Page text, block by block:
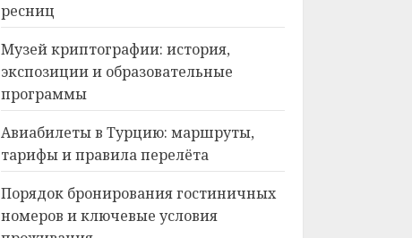
ресниц
Музей криптографии: история,
экспозиции и образовательные
программы
Авиабилеты в Турцию: маршруты,
тарифы и правила перелёта
Порядок бронирования гостиничных
номеров и ключевые условия